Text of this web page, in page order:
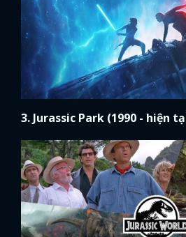
3. Jurassic Park (1990 - hiện